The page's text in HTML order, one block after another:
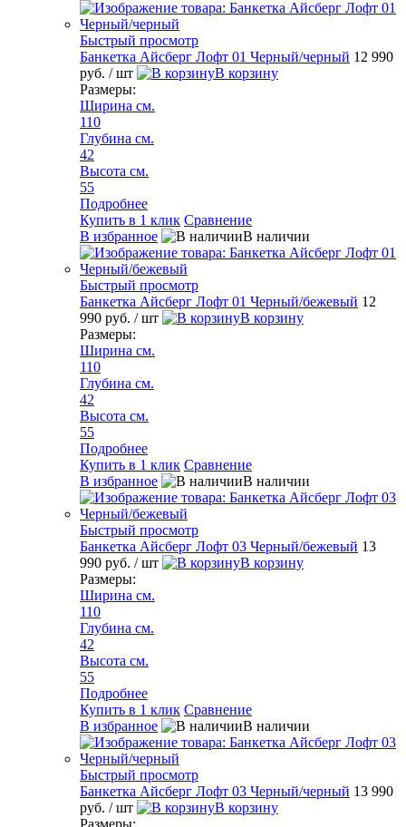
Быстрый просмотр
Банкетка Айсберг Лофт 01 Черный/черный 12 990
руб. / шт
В корзину
Размеры:
Ширина см.
110
Глубина см.
42
Высота см.
55
Подробнее
Купить в 1 клик Сравнение
В избранное
В наличии
Быстрый просмотр
Банкетка Айсберг Лофт 01 Черный/бежевый 12
990 руб. / шт
В корзину
Размеры:
Ширина см.
110
Глубина см.
42
Высота см.
55
Подробнее
Купить в 1 клик Сравнение
В избранное
В наличии
Быстрый просмотр
Банкетка Айсберг Лофт 03 Черный/бежевый 13
990 руб. / шт
В корзину
Размеры:
Ширина см.
110
Глубина см.
42
Высота см.
55
Подробнее
Купить в 1 клик Сравнение
В избранное
В наличии
Быстрый просмотр
Банкетка Айсберг Лофт 03 Черный/черный 13 990
руб. / шт
В корзину
Размеры: